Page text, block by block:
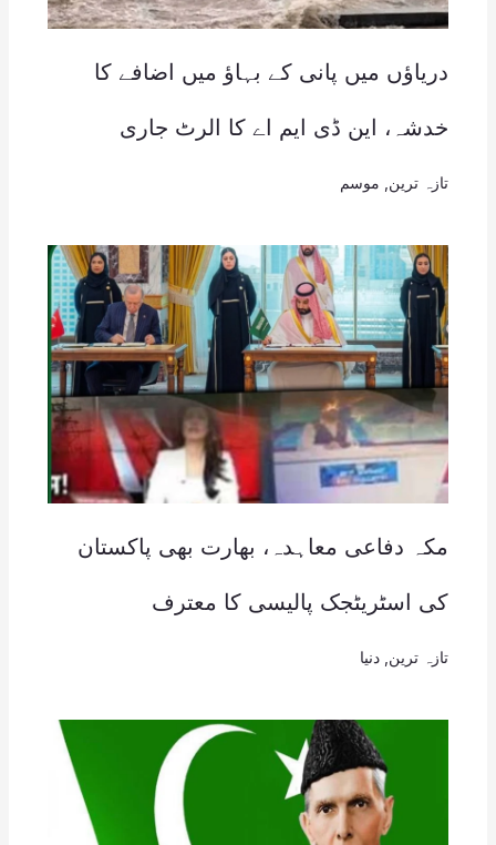
دریاؤں میں پانی کے بہاؤ میں اضافے کا
خدشہ، این ڈی ایم اے کا الرٹ جاری
تازہ ترین موسم
مکہ دفاعی معاہدہ، بھارت بھی پاکستان
کی اسٹریٹجک پالیسی کا معترف
تازہ ترین دنیا